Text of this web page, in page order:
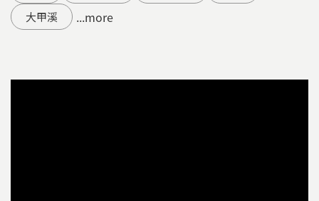
大甲溪
...more